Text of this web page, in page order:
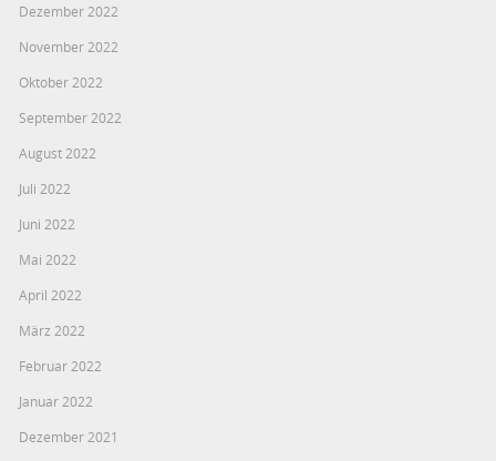
Dezember 2022
November 2022
Oktober 2022
September 2022
August 2022
Juli 2022
Juni 2022
Mai 2022
April 2022
März 2022
Februar 2022
Januar 2022
Dezember 2021